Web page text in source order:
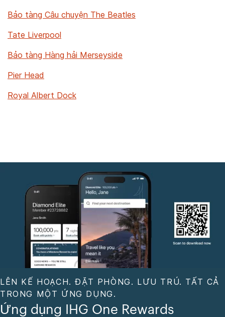
Bảo tàng Câu chuyện The Beatles
Tate Liverpool
Bảo tàng Hàng hải Merseyside
Pier Head
Royal Albert Dock
LÊN KẾ HOẠCH. ĐẶT PHÒNG. LƯU TRÚ. TẤT CẢ
TRONG MỘT ỨNG DỤNG.
Ứng dụng IHG One Rewards